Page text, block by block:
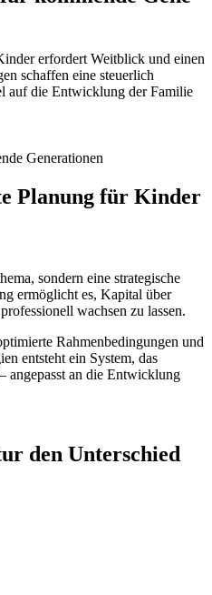
erfordert Weitblick und einen
schaffen eine steuerlich
auf die Entwicklung der Familie
Planung für Kinder
sondern eine strategische
ermöglicht es, Kapital über
wachsen zu lassen.
Rahmenbedingungen und
entsteht ein System, das
angepasst an die Entwicklung
den Unterschied